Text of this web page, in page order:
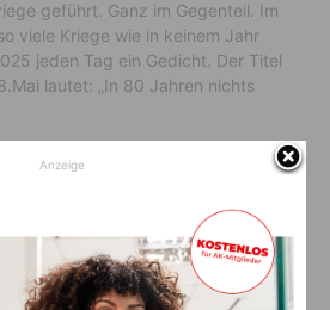
geführt. Ganz im Gegenteil. Im
viele Kriege wie in keinem Jahr
jeden Tag ein Gedicht. Der Titel
lautet: „In 80 Jahren nichts
Anzeige